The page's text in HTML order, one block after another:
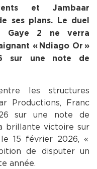
et Jambaar
ses plans. Le duel
Gaye 2 ne verra
« Ndiago Or »
sur une note de
les structures
Productions, Franc
sur une note de
brillante victoire sur
15 février 2026, «
de disputer un
année.